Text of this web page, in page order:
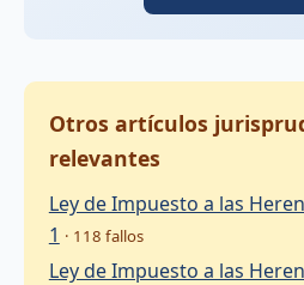
Otros artículos
relevantes
Ley de Impuesto a las
1 · 118 fallos
Ley de Impuesto a las